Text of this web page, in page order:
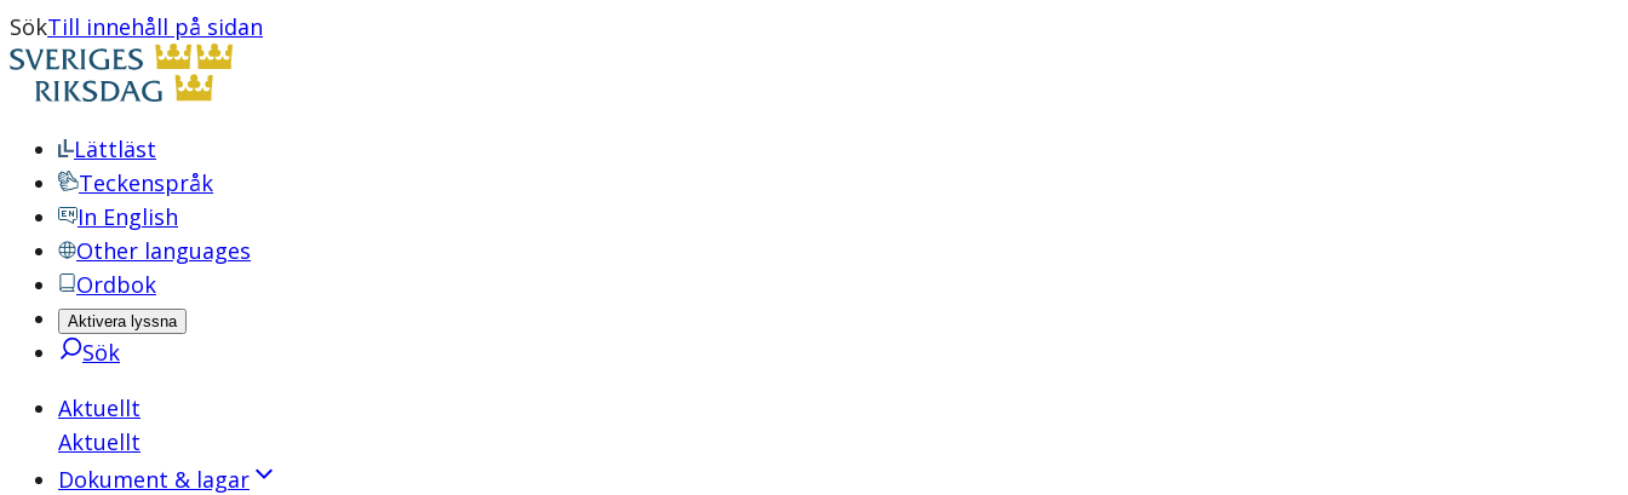
SökTill innehåll på sidan
Lättläst
Teckenspråk
In English
Other languages
Ordbok
Aktivera lyssna
Sök
Aktuellt
Aktuellt
Dokument & lagar